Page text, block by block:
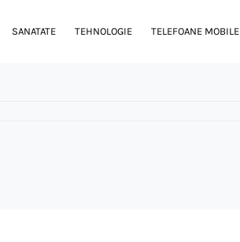
SANATATE TEHNOLOGIE TELEFOANE MOBILE